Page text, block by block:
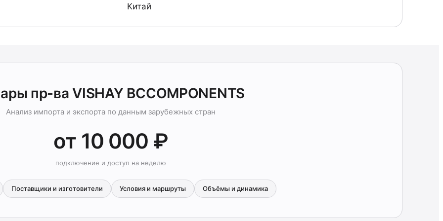
Китай
пр-ва VISHAY BCCOMPONENTS
Анализ импорта и экспорта по данным зарубежных стран
от 10 000 ₽
подключение и доступ на неделю
Поставщики и изготовители Условия и маршруты Объёмы и динамика